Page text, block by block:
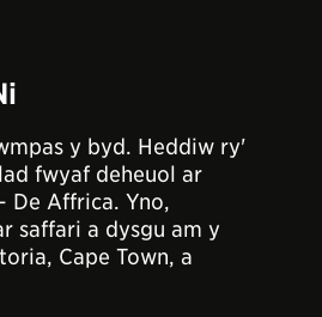
y byd. Heddiw ry'
fwyaf deheuol ar
De Affrica. Yno,
saffari a dysgu am y
Cape Town, a